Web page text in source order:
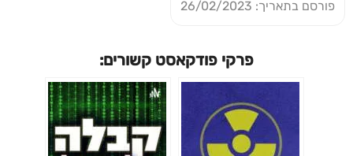
פורסם בתאריך: 26/02/2023
פרקי פודקאסט קשורים: